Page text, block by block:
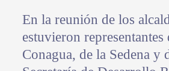
En la reunión de los
estuvieron representantes
Conagua, de la Sedena y